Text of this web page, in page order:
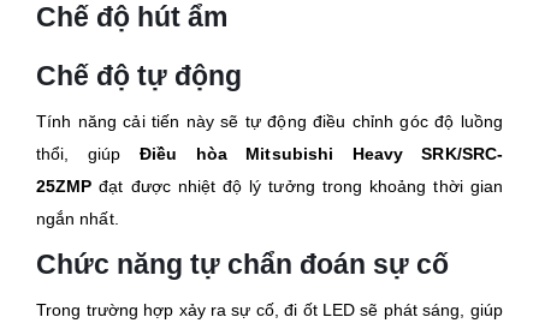
Chế độ hút ẩm
Chế độ tự động
Tính năng cải tiến này sẽ tự động điều chỉnh góc độ luồng
thổi, giúp Điều hòa Mitsubishi Heavy SRK/SRC-
25ZMP đạt được nhiệt độ lý tưởng trong khoảng thời gian
ngắn nhất.
Chức năng tự chẩn đoán sự cố
Trong trường hợp xảy ra sự cố, đi ốt LED sẽ phát sáng, giúp